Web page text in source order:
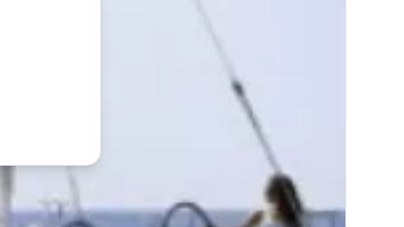
contenu exclusif.